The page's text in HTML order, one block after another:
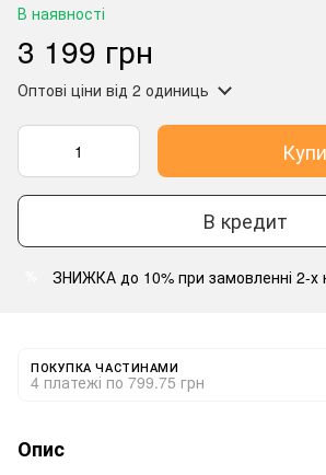
В наявності
3 199 грн
Оптові ціни від 2 одиниць
В кредит
ЗНИЖКА до 10% при замовленні 2-х
ПОКУПКА ЧАСТИНАМИ
4 платежі по 799.75 грн
Опис